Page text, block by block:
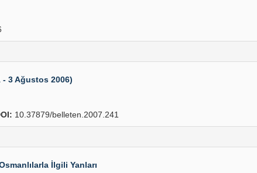
- 3 Ağustos 2006)
10.37879/belleten.2007.241
İlgili Yanları